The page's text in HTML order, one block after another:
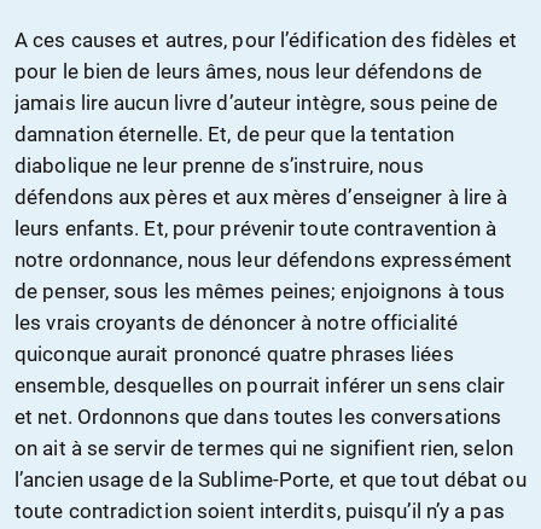
A ces causes et autres, pour l’édification des fidèles et
pour le bien de leurs âmes, nous leur défendons de
jamais lire aucun livre d’auteur intègre, sous peine de
damnation éternelle. Et, de peur que la tentation
diabolique ne leur prenne de s’instruire, nous
défendons aux pères et aux mères d’enseigner à lire à
leurs enfants. Et, pour prévenir toute contravention à
notre ordonnance, nous leur défendons expressément
de penser, sous les mêmes peines; enjoignons à tous
les vrais croyants de dénoncer à notre officialité
quiconque aurait prononcé quatre phrases liées
ensemble, desquelles on pourrait inférer un sens clair
et net. Ordonnons que dans toutes les conversations
on ait à se servir de termes qui ne signifient rien, selon
l’ancien usage de la Sublime-Porte, et que tout débat ou
toute contradiction soient interdits, puisqu’il n’y a pas